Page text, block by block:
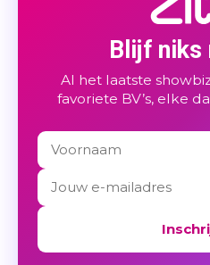
Blijf niks
Al het laatste
favoriete BV’s, elke